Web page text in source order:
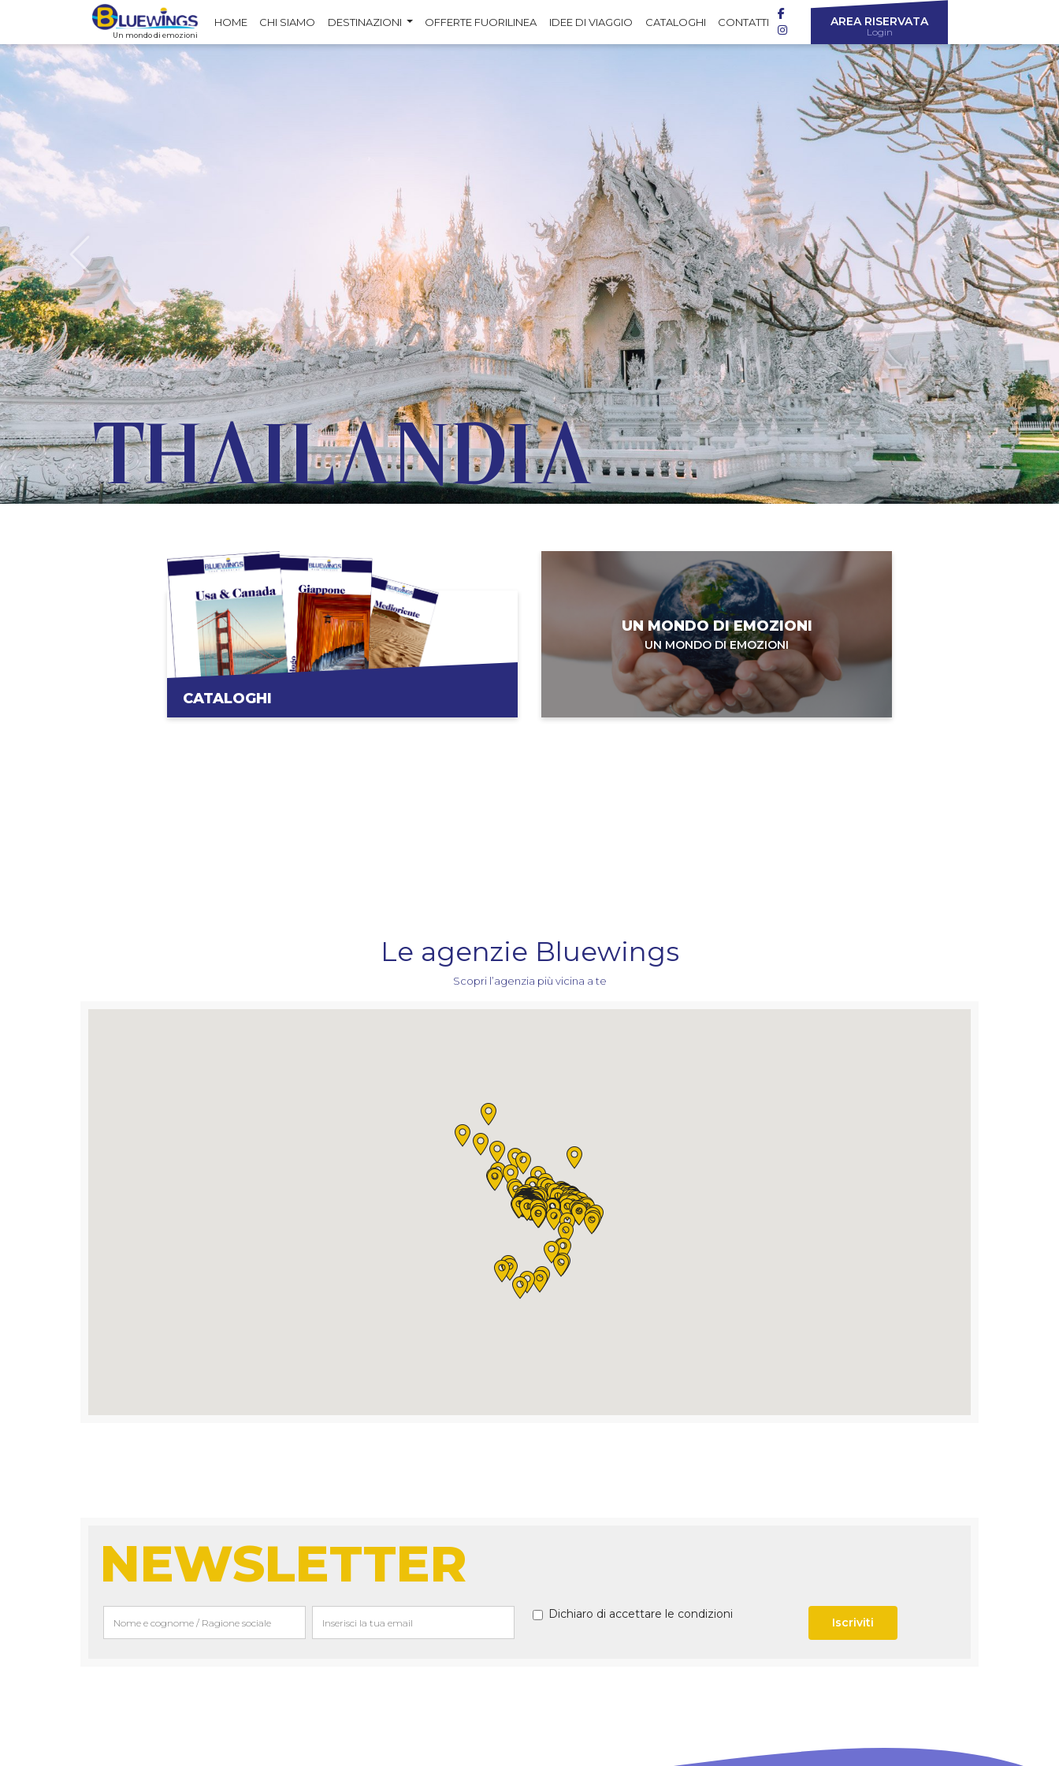
Un mondo di emozioni
HOME CHI SIAMO DESTINAZIONI OFFERTE FUORILINEA IDEE DI VIAGGIO CATALOGHI CONTATTI AREA RISERVATA
Login
Previous Next
GIAPPONE
CATALOGHI
UN MONDO DI EMOZIONI
UN MONDO DI EMOZIONI
Le agenzie Bluewings
Scopri l’agenzia più vicina a te
NEWSLETTER
Dichiaro di accettare le condizioni
Iscriviti